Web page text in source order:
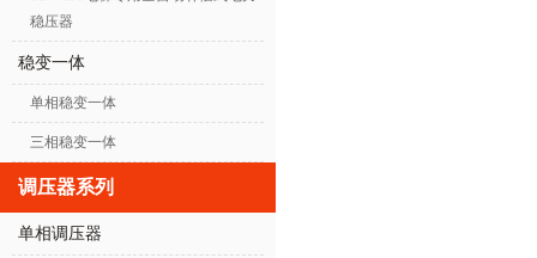
稳压器
稳变一体
单相稳变一体
三相稳变一体
调压器系列
单相调压器